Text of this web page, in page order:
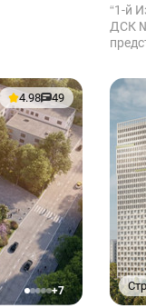
“1-й
ДСК
4.98 49
12345+7